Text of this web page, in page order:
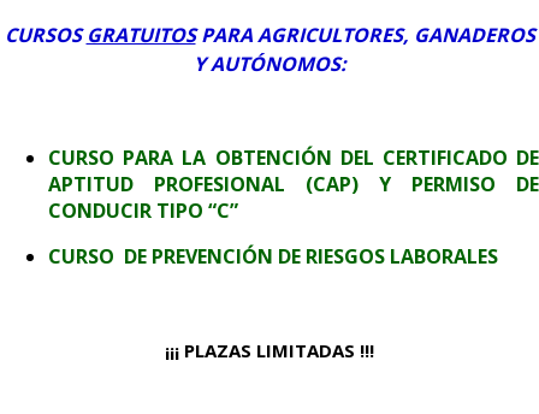
CURSOSGRATUITOSPARA AGRICULTORES, GANADEROS
Y AUTÓNOMOS:
CURSO PARA LA OBTENCIÓN DEL CERTIFICADO DE
APTITUD PROFESIONAL (CAP) Y PERMISO DE
CONDUCIR TIPO “C”
CURSO DE PREVENCIÓN DE RIESGOS LABORALES
¡¡¡ PLAZAS LIMITADAS !!!